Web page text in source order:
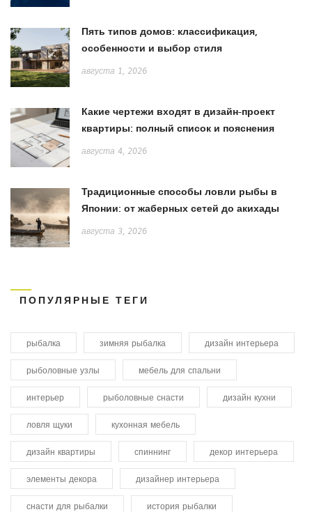
Пять типов домов: классификация,
особенности и выбор стиля
августа 1, 2026
Какие чертежи входят в дизайн-проект
квартиры: полный список и пояснения
августа 4, 2026
Традиционные способы ловли рыбы в
Японии: от жаберных сетей до акихады
августа 3, 2026
ПОПУЛЯРНЫЕ ТЕГИ
рыбалка зимняя рыбалка дизайн интерьера
рыболовные узлы мебель для спальни
интерьер рыболовные снасти дизайн кухни
ловля щуки кухонная мебель
дизайн квартиры спиннинг декор интерьера
элементы декора дизайнер интерьера
снасти для рыбалки история рыбалки